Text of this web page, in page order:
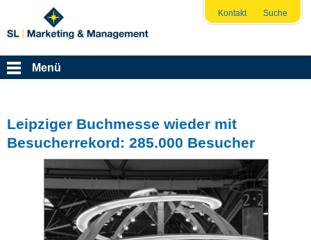
Kontakt Suche
Menü
Leipziger Buchmesse wieder mit
Besucherrekord: 285.000 Besucher